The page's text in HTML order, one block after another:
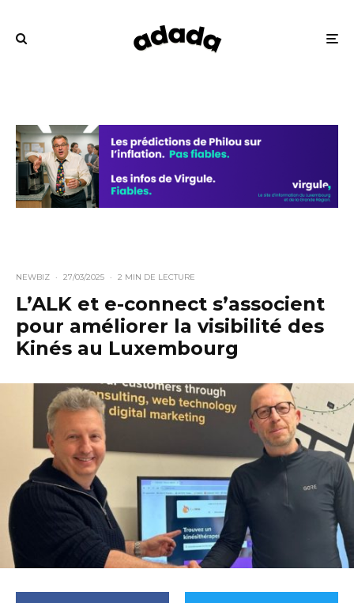
NEWBIZ · 27/03/2025 · 2 MIN DE LECTURE
L’ALK et e-connect s’associent
pour améliorer la visibilité des
Kinés au Luxembourg